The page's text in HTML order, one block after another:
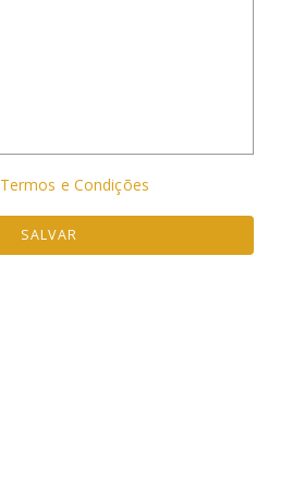
Termos e Condições
SALVAR